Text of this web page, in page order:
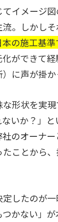
イメージ図
。しかし
本の施工基
ができて
に声が掛か
形状を実
いか？」
のオーナ
ことから
したのが
かない」が